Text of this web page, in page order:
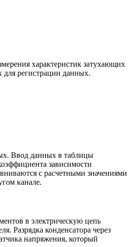
характеристик затухающих
для регистрации данных.
Ввод данных в таблицы
зависимости
с расчетными значениями
канале.
в электрическую цепь
Разрядка конденсатора через
напряжения, который